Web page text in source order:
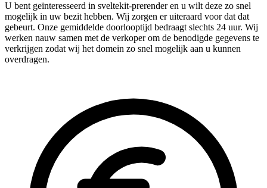
U bent geïnteresseerd in sveltekit-prerender en u wilt deze zo snel
mogelijk in uw bezit hebben. Wij zorgen er uiteraard voor dat dat
gebeurt. Onze gemiddelde doorlooptijd bedraagt slechts 24 uur. Wij
werken nauw samen met de verkoper om de benodigde gegevens te
verkrijgen zodat wij het domein zo snel mogelijk aan u kunnen
overdragen.